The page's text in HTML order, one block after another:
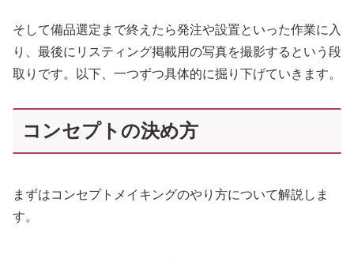
そして備品選定まで終えたら発注や設置といった作業に入
り、最後にリスティング掲載用の写真を撮影するという段
取りです。以下、一つずつ具体的に掘り下げていきます。
コンセプトの決め方
まずはコンセプトメイキングのやり方について解説しま
す。